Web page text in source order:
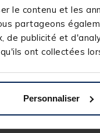
le contenu et les
partageons
publicité et
ont collectées
Personnaliser